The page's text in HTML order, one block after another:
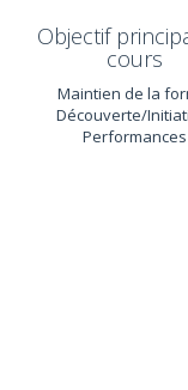
Objectif
cours
Maintien de la
Découverte/
Performances